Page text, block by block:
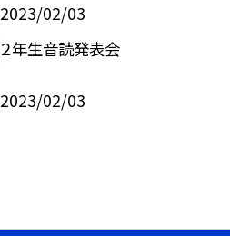
2023/02/03
２年生音読発表会
2023/02/03